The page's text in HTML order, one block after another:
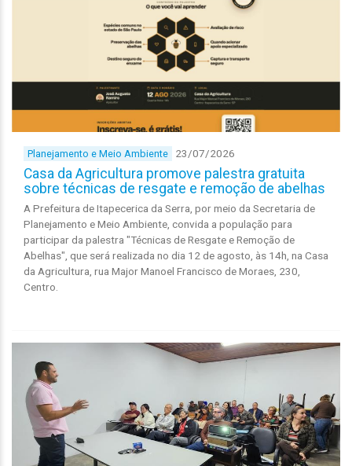
Planejamento e Meio Ambiente 23/07/2026
Casa da Agricultura promove palestra gratuita
sobre técnicas de resgate e remoção de abelhas
A Prefeitura de Itapecerica da Serra, por meio da Secretaria de
Planejamento e Meio Ambiente, convida a população para
participar da palestra "Técnicas de Resgate e Remoção de
Abelhas", que será realizada no dia 12 de agosto, às 14h, na Casa
da Agricultura, rua Major Manoel Francisco de Moraes, 230,
Centro.